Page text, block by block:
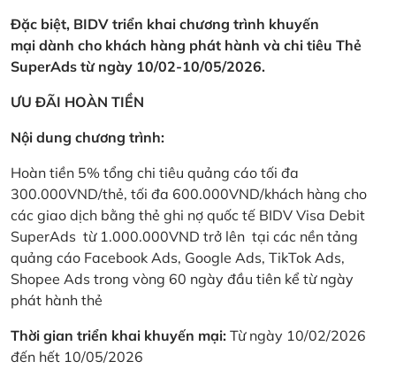
Đặc biệt, BIDV triển khai chương trình khuyến
mại dành cho khách hàng phát hành và chi tiêu Thẻ
SuperAds từ ngày 10/02-10/05/2026.
ƯU ĐÃI HOÀN TIỀN
Nội dung chương trình:
Hoàn tiền 5% tổng chi tiêu quảng cáo tối đa
300.000VND/thẻ, tối đa 600.000VND/khách hàng cho
các giao dịch bằng thẻ ghi nợ quốc tế BIDV Visa Debit
SuperAds từ 1.000.000VND trở lên tại các nền tảng
quảng cáo Facebook Ads, Google Ads, TikTok Ads,
Shopee Ads trong vòng 60 ngày đầu tiên kể từ ngày
phát hành thẻ
Thời gian triển khai khuyến mại: Từ ngày 10/02/2026
đến hết 10/05/2026